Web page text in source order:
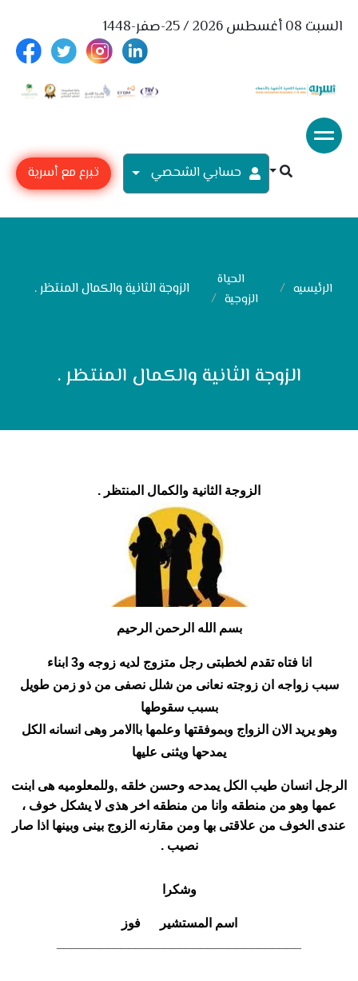
السبت 08 أغسطس 2026 / 25-صفر-1448
حسابي الشحصي تبرع مع أسرية
الرئيسيه
الحياة
الزوجية
الزوجة الثانية والكمال المنتظر .
الزوجة الثانية والكمال المنتظر .
الزوجة الثانية والكمال المنتظر .
بسم الله الرحمن الرحيم
انا فتاه تقدم لخطبتى رجل متزوج لديه زوجه و3 ابناء
سبب زواجه ان زوجته نعانى من شلل نصفى من ذو زمن طويل
بسبب سقوطها
وهو يريد الان الزواج وبموفقتها وعلمها باالامر وهى انسانه الكل
يمدحها ويثنى عليها
الرجل انسان طيب الكل يمدحه وحسن خلقه ,وللمعلوميه هى ابنت
عمها وهو من منطقه وانا من منطقه اخر هذى لا يشكل خوف ،
عندى الخوف من علاقتى بها ومن مقارنه الزوج بينى وبينها اذا صار
نصيب .
وشكرا
اسم المستشير فوز